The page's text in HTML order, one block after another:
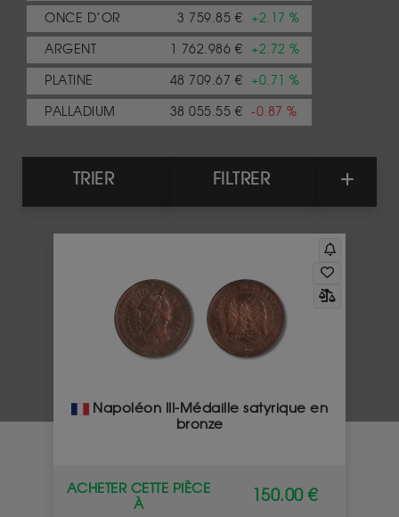
ONCE D’OR 3 759.85 € +2.17 %
ARGENT 1 762.986 € +2.72 %
PLATINE 48 709.67 € +0.71 %
PALLADIUM 38 055.55 € -0.87 %
TRIER FILTRER
Napoléon III-Médaille satyrique en
bronze
ACHETER CETTE PIÈCE
À
150.00 €